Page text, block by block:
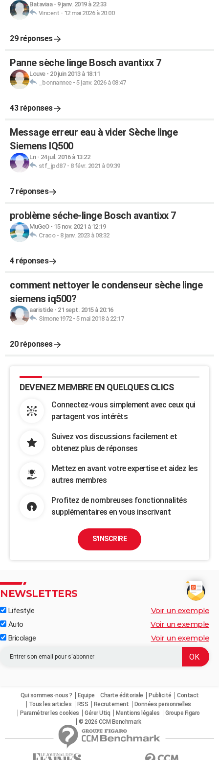
Bataviaa- 9 janv. 2019 à 22:33
Vincent - 12 mai 2026 à 20:00
29 réponses
Panne sèche linge Bosch avantixx 7
Louve- 20 juin 2013 à 18:11
_bonnannee- 5 janv. 2026 à 08:47
43 réponses
Message erreur eau à vider Sèche linge
Siemens IQ500
Ln- 24 juil. 2016 à 13:22
stf_jpd87- 8 févr. 2021 à 09:39
7 réponses
problème séche-linge Bosch avantixx 7
MuGeO- 15 nov. 2021 à 12:19
Craco- 8 janv. 2023 à 08:32
4 réponses
comment nettoyer le condenseur sèche linge
siemens iq500?
aaristide- 21 sept. 2015 à 20:16
Simone1972- 5 mai 2018 à 22:17
20 réponses
DEVENEZ MEMBRE EN QUELQUES CLICS
Connectez-vous simplement avec ceux qui
partagent vos intérêts
Suivez vos discussions facilement et
obtenez plus de réponses
Mettez en avant votre expertise et aidez les
autres membres
Profitez de nombreuses fonctionnalités
supplémentaires en vous inscrivant
S'INSCRIRE
NEWSLETTERS
Lifestyle Voir un exemple
Auto Voir un exemple
Bricolage Voir un exemple
Qui sommes-nous ? Equipe Charte éditoriale Publicité
Contact
Tous les articles
RSS Recrutement
Données personnelles
Paramétrer les cookies
Gérer Utiq Mentions légales
Groupe Figaro
© 2026 CCM Benchmark